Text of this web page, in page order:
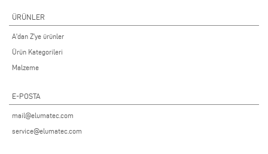
ÜRÜNLER
A'dan Z'ye ürünler
Ürün Kategorileri
Malzeme
E-POSTA
mail@elumatec.com
service@elumatec.com